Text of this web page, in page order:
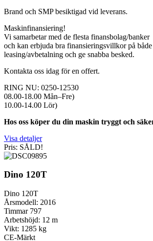
Brand och SMP besiktigad vid leverans.
Maskinfinansiering!
Vi samarbetar med de flesta finansbolag/banker
och kan erbjuda bra finansieringsvillkor på både
leasing/avbetalning och ge snabba besked.
Kontakta oss idag för en offert.
RING NU: 0250-12530
08.00-18.00 Mån–Fre)
10.00-14.00 Lör)
Hos oss köper du din maskin tryggt och
Visa detaljer
Pris: SÅLD!
Dino 120T
Dino 120T
Årsmodell: 2016
Timmar 797
Arbetshöjd: 12 m
Vikt: 1285 kg
CE-Märkt